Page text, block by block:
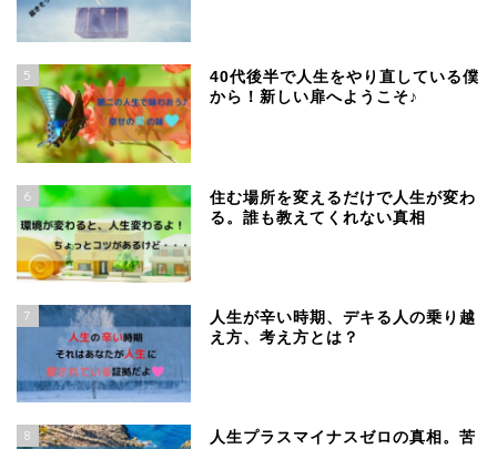
5
40代後半で人生をやり直している僕
から！新しい扉へようこそ♪
6
住む場所を変えるだけで人生が変わ
る。誰も教えてくれない真相
7
人生が辛い時期、デキる人の乗り越
え方、考え方とは？
8
人生プラスマイナスゼロの真相。苦